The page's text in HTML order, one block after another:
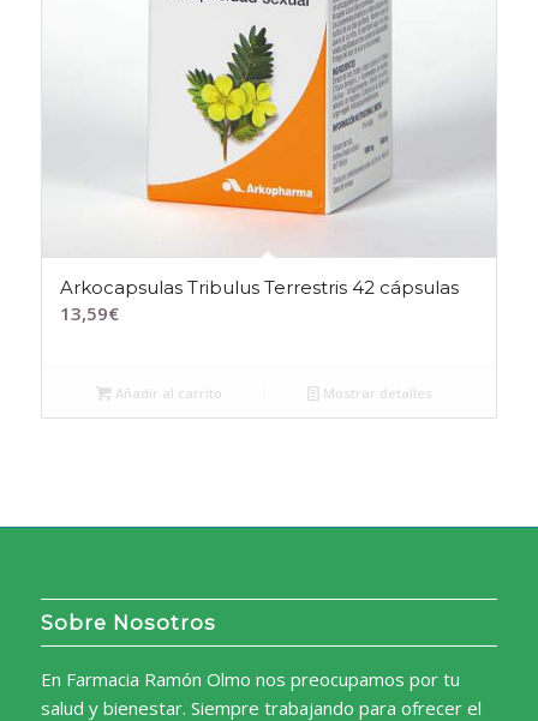
Arkocapsulas Tribulus Terrestris 42 cápsulas
13,59€
Añadir al carrito Mostrar detalles
Sobre Nosotros
En Farmacia Ramón Olmo nos preocupamos por tu
salud y bienestar. Siempre trabajando para ofrecer el